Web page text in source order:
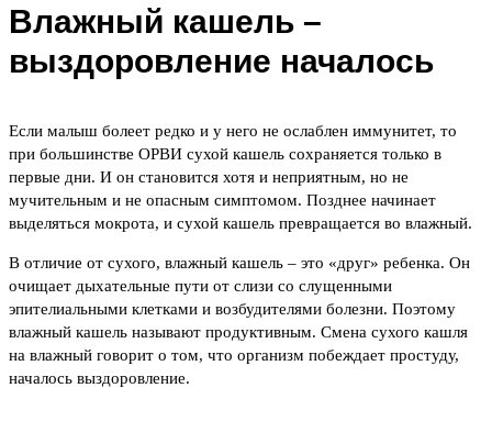
Влажный кашель –
выздоровление началось
Если малыш болеет редко и у него не ослаблен иммунитет, то
при большинстве ОРВИ сухой кашель сохраняется только в
первые дни. И он становится хотя и неприятным, но не
мучительным и не опасным симптомом. Позднее начинает
выделяться мокрота, и сухой кашель превращается во влажный.
В отличие от сухого, влажный кашель – это «друг» ребенка. Он
очищает дыхательные пути от слизи со слущенными
эпителиальными клетками и возбудителями болезни. Поэтому
влажный кашель называют продуктивным. Смена сухого кашля
на влажный говорит о том, что организм побеждает простуду,
началось выздоровление.